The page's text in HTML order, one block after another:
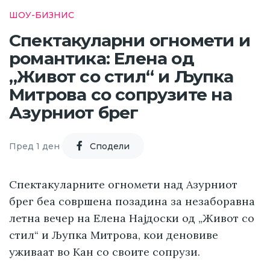
ШОУ-БИЗНИС
Спектакуларни огномети и
романтика: Елена од
„Живот со стил“ и Љупка
Митрова со сопрузите на
Азурниот брег
Пред 1 ден Cподели
Спектакуларните огномети над Азурниот
брег беа совршена позадина за незаборавна
летна вечер на Елена Најдоски од „Живот со
стил“ и Љупка Митрова, кои деновиве
уживаат во Кан со своите сопрузи.